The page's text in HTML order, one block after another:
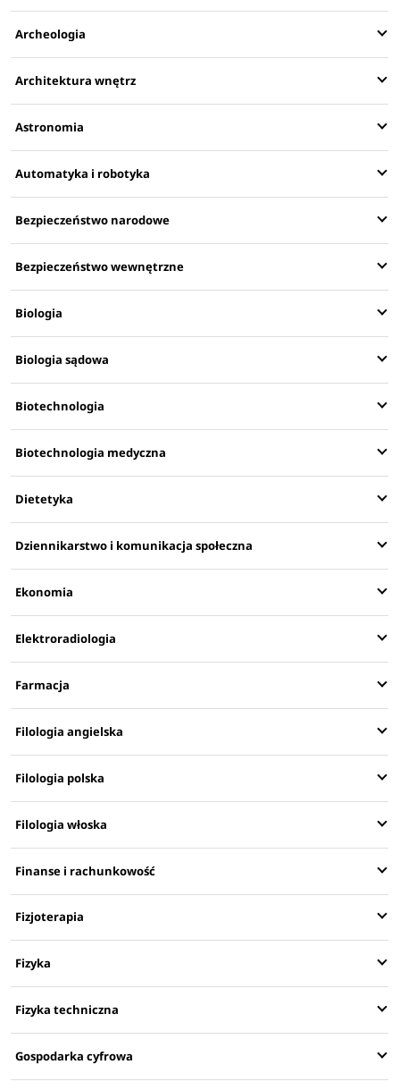
Archeologia
Architektura wnętrz
Astronomia
Automatyka i robotyka
Bezpieczeństwo narodowe
Bezpieczeństwo wewnętrzne
Biologia
Biologia sądowa
Biotechnologia
Biotechnologia medyczna
Dietetyka
Dziennikarstwo i komunikacja społeczna
Ekonomia
Elektroradiologia
Farmacja
Filologia angielska
Filologia polska
Filologia włoska
Finanse i rachunkowość
Fizjoterapia
Fizyka
Fizyka techniczna
Gospodarka cyfrowa